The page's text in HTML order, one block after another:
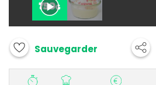
Sauvegarder